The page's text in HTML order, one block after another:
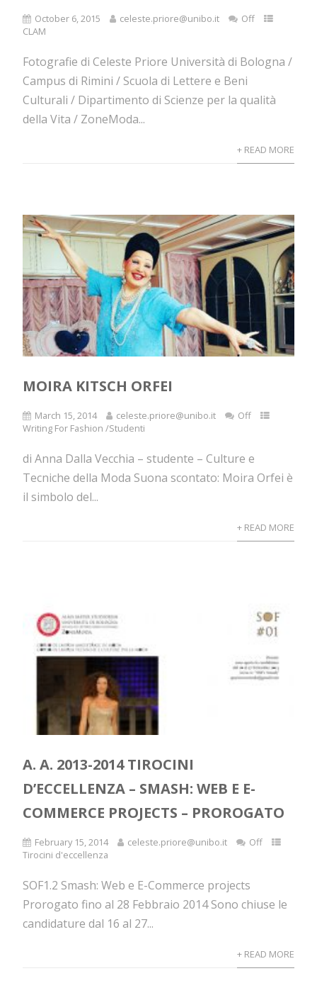
October 6, 2015 celeste.priore@unibo.it
Off
CLAM
Fotografie di Celeste Priore Università di Bologna /
Campus di Rimini / Scuola di Lettere e Beni
Culturali / Dipartimento di Scienze per la qualità
della Vita / ZoneModa...
+ READ MORE
MOIRA KITSCH ORFEI
March 15, 2014 celeste.priore@unibo.it
Off
Writing For Fashion /Studenti
di Anna Dalla Vecchia – studente – Culture e
Tecniche della Moda Suona scontato: Moira Orfei è
il simbolo del...
+ READ MORE
A. A. 2013-2014 TIROCINI
D’ECCELLENZA – SMASH: WEB E E-
COMMERCE PROJECTS – PROROGATO
February 15, 2014 celeste.priore@unibo.it
Off
Tirocini d'eccellenza
SOF1.2 Smash: Web e E-Commerce projects
Prorogato fino al 28 Febbraio 2014 Sono chiuse le
candidature dal 16 al 27...
+ READ MORE